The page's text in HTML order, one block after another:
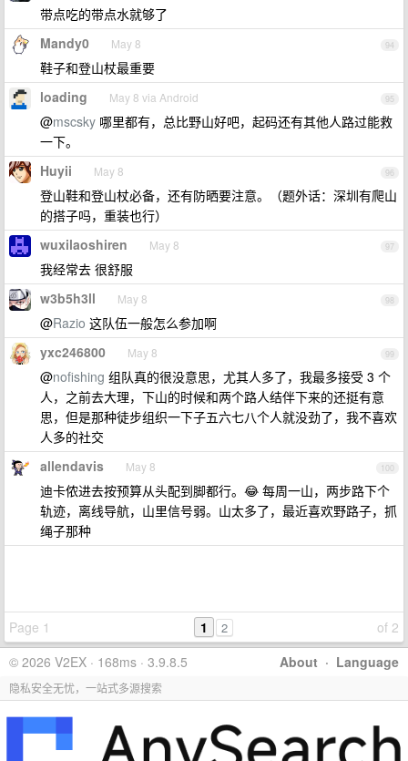
带点吃的带点水就够了
94
Mandy0 May 8
鞋子和登山杖最重要
95
loading May 8 via Android
@mscsky 哪里都有，总比野山好吧，起码还有其他人路过能救
一下。
96
Huyii May 8
登山鞋和登山杖必备，还有防晒要注意。（题外话：深圳有爬山
的搭子吗，重装也行）
97
wuxilaoshiren May 8
我经常去 很舒服
98
w3b5h3ll May 8
@Razio 这队伍一般怎么参加啊
99
yxc246800 May 8
@nofishing 组队真的很没意思，尤其人多了，我最多接受 3 个
人，之前去大理，下山的时候和两个路人结伴下来的还挺有意
思，但是那种徒步组织一下子五六七八个人就没劲了，我不喜欢
人多的社交
100
allendavis May 8
迪卡侬进去按预算从头配到脚都行。😂 每周一山，两步路下个
轨迹，离线导航，山里信号弱。山太多了，最近喜欢野路子，抓
绳子那种
Page 1 of 2
1 2
About · Language
© 2026 V2EX · 168ms · 3.9.8.5
隐私安全无忧，一站式多源搜索